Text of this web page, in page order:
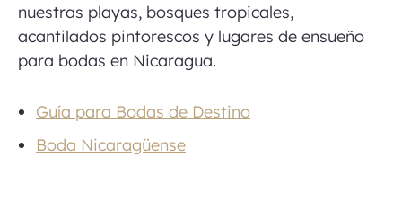
nuestras playas, bosques tropicales,
acantilados pintorescos y lugares de ensueño
para bodas en Nicaragua.
Guía para Bodas de Destino
Boda Nicaragüense